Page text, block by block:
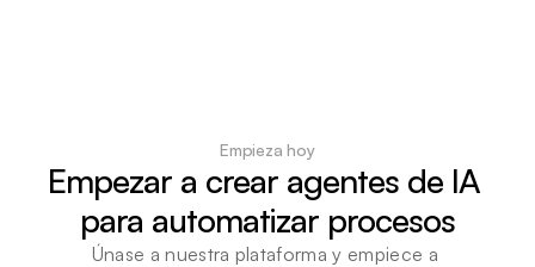
Empieza hoy
Empezar a crear agentes de IA
para automatizar procesos
Únase a nuestra plataforma y empiece a